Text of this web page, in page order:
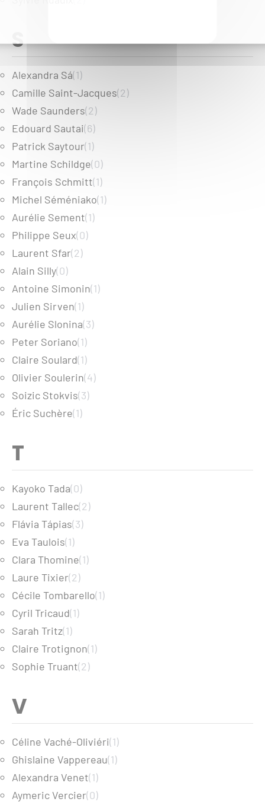
S
Alexandra Sá(1)
Camille Saint-Jacques(2)
Wade Saunders(2)
Edouard Sautai(6)
Patrick Saytour(1)
Martine Schildge(0)
François Schmitt(1)
Michel Séméniako(1)
Aurélie Sement(1)
Philippe Seux(0)
Laurent Sfar(2)
Alain Silly(0)
Antoine Simonin(1)
Julien Sirven(1)
Aurélie Slonina(3)
Peter Soriano(1)
Claire Soulard(1)
Olivier Soulerin(4)
Soizic Stokvis(3)
Éric Suchère(1)
T
Kayoko Tada(0)
Laurent Tallec(2)
Flávia Tápias(3)
Eva Taulois(1)
Clara Thomine(1)
Laure Tixier(2)
Cécile Tombarello(1)
Cyril Tricaud(1)
Sarah Tritz(1)
Claire Trotignon(1)
Sophie Truant(2)
V
Céline Vaché-Oliviéri(1)
Ghislaine Vappereau(1)
Alexandra Venet(1)
Aymeric Vercier(0)